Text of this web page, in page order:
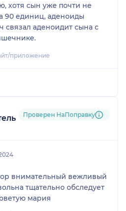
хотя сын уже почти не
90 единиц, аденоиды
связал аденоидит сына с
приложение
НаПоправку
Проверен НаПоправку
внимательный вежливый
тщательно обследует
понятно обьясняет советую мария